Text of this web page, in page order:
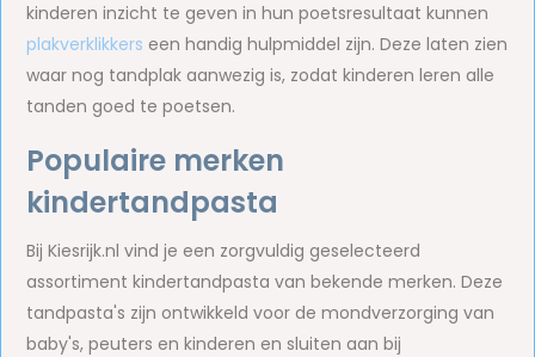
kinderen inzicht te geven in hun poetsresultaat kunnen
plakverklikkers een handig hulpmiddel zijn. Deze laten zien
waar nog tandplak aanwezig is, zodat kinderen leren alle
tanden goed te poetsen.
Populaire merken
kindertandpasta
Bij Kiesrijk.nl vind je een zorgvuldig geselecteerd
assortiment kindertandpasta van bekende merken. Deze
tandpasta's zijn ontwikkeld voor de mondverzorging van
baby's, peuters en kinderen en sluiten aan bij